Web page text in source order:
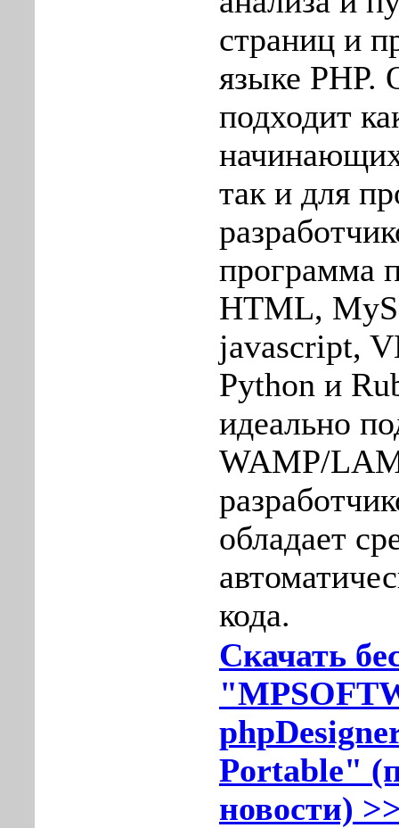
страниц и
языке PHP.
подходит
так и для
программа
HTML,
javascript,
Python и
идеально
WAMP/
обладает
кода.
Скачать
Portable"
новости)